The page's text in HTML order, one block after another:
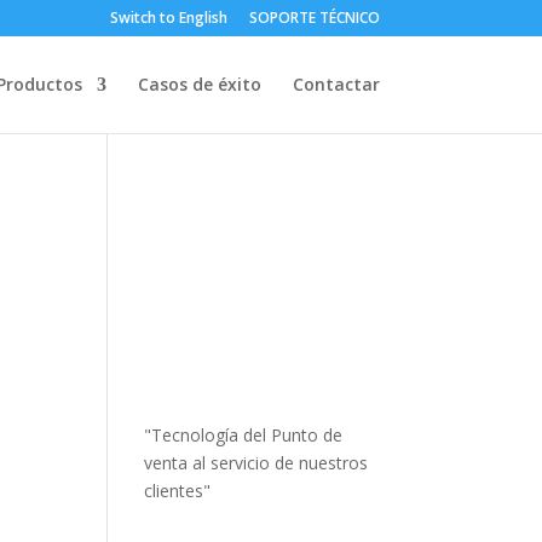
Switch to English SOPORTE TÉCNICO
Casos de éxito Contactar
"Tecnología del Punto de
venta al servicio de nuestros
clientes"